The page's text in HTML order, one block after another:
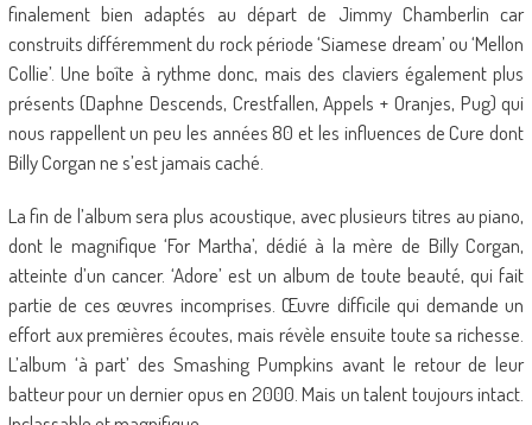
finalement bien adaptés au départ de Jimmy Chamberlin car
construits différemment du rock période ‘Siamese dream’ ou ‘Mellon
Collie’. Une boîte à rythme donc, mais des claviers également plus
présents (Daphne Descends, Crestfallen, Appels + Oranjes, Pug) qui
nous rappellent un peu les années 80 et les influences de Cure dont
Billy Corgan ne s’est jamais caché.
La fin de l’album sera plus acoustique, avec plusieurs titres au piano,
dont le magnifique ‘For Martha’, dédié à la mère de Billy Corgan,
atteinte d’un cancer. ‘Adore’ est un album de toute beauté, qui fait
partie de ces œuvres incomprises. Œuvre difficile qui demande un
effort aux premières écoutes, mais révèle ensuite toute sa richesse.
L’album ‘à part’ des Smashing Pumpkins avant le retour de leur
batteur pour un dernier opus en 2000. Mais un talent toujours intact.